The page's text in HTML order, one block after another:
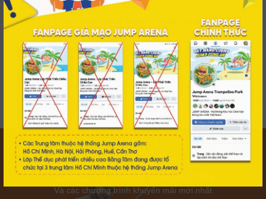
MÔ TẢ CHÍNH SÁCH ĐỔI TRẢ
Chưa có mô tả cho sản phẩm này
ĐĂNG KÝ NHẬN THÔNG TIN
Và các chương trình khuyến mãi mới nhất